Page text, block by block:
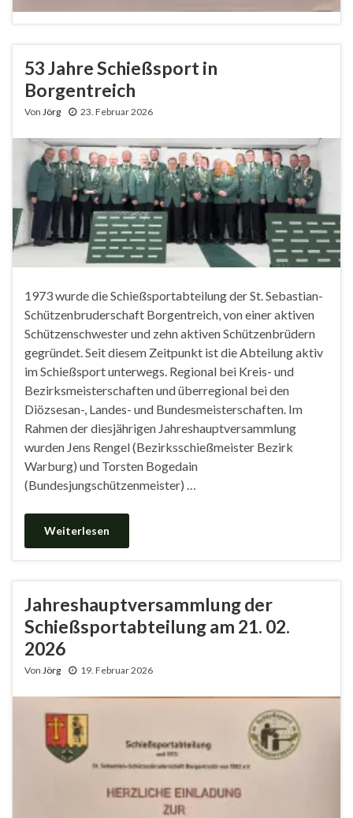
53 Jahre Schießsport in
Borgentreich
Von Jörg 23. Februar 2026
1973 wurde die Schießsportabteilung der St. Sebastian-
Schützenbruderschaft Borgentreich, von einer aktiven
Schützenschwester und zehn aktiven Schützenbrüdern
gegründet. Seit diesem Zeitpunkt ist die Abteilung aktiv
im Schießsport unterwegs. Regional bei Kreis- und
Bezirksmeisterschaften und überregional bei den
Diözsesan-, Landes- und Bundesmeisterschaften. Im
Rahmen der diesjährigen Jahreshauptversammlung
wurden Jens Rengel (Bezirksschießmeister Bezirk
Warburg) und Torsten Bogedain
(Bundesjungschützenmeister) …
Weiterlesen
Jahreshauptversammlung der
Schießsportabteilung am 21. 02.
2026
Von Jörg 19. Februar 2026